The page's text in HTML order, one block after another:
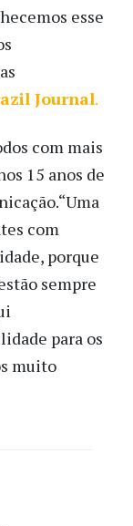
esse
Journal.
com mais
15 anos de
“Uma
com
porque
sempre
para os
muito